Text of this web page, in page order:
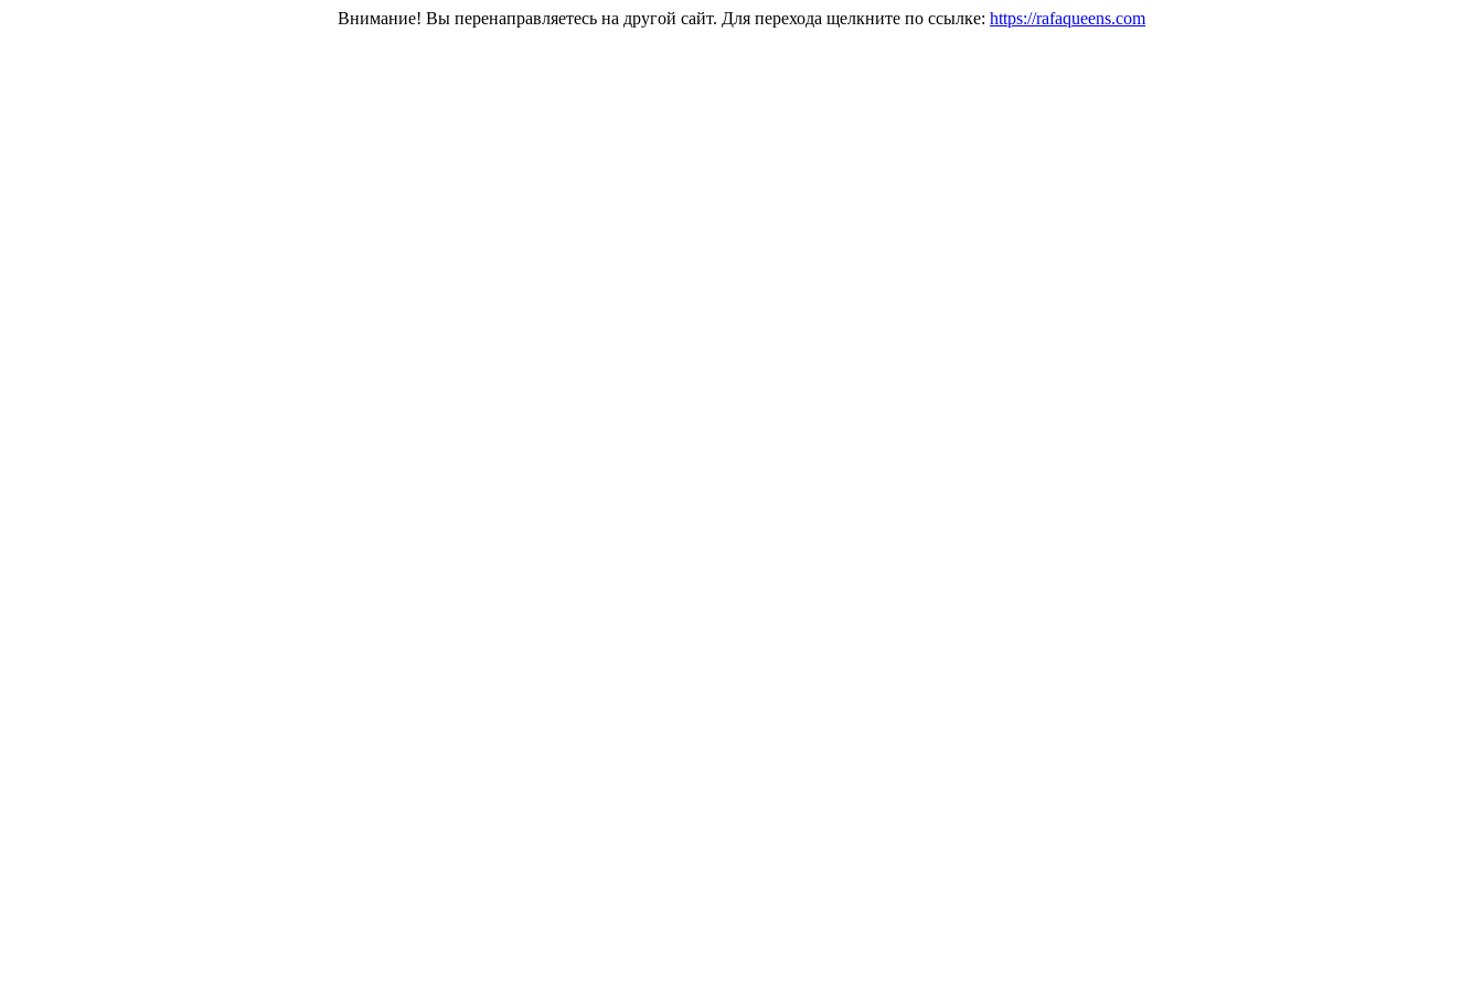
Внимание! Вы перенаправляетесь на другой сайт. Для перехода щелкните по ссылке: https://rafaqueens.com